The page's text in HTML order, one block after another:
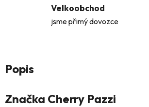
Velkoobchod
jsme přimý dovozce
Popis
Značka Cherry Pazzi